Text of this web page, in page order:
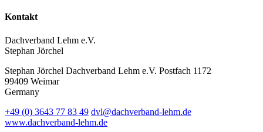
Kontakt
Dachverband Lehm e.V.
Stephan Jörchel
Stephan Jörchel Dachverband Lehm e.V. Postfach 1172
99409 Weimar
Germany
+49 (0) 3643 77 83 49 dvl@dachverband-lehm.de
www.dachverband-lehm.de